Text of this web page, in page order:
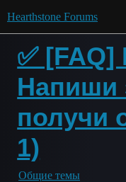
Hearthstone Forums
✅
Напиши
получи
1)
Общие темы